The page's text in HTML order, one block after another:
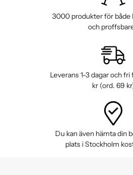
3000 produkter för både
och
Leverans 1-3 dagar och
kr (ord. 69
Du kan även hämta din
plats i Stockholm